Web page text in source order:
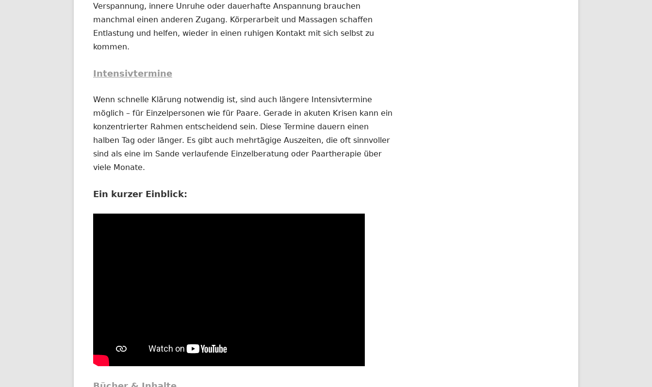
Verspannung, innere Unruhe oder dauerhafte Anspannung brauchen
manchmal einen anderen Zugang. Körperarbeit und Massagen schaffen
Entlastung und helfen, wieder in einen ruhigen Kontakt mit sich selbst zu
kommen.
Intensivtermine
Wenn schnelle Klärung notwendig ist, sind auch längere Intensivtermine
möglich – für Einzelpersonen wie für Paare. Gerade in akuten Krisen kann ein
konzentrierter Rahmen entscheidend sein. Diese Termine dauern einen
halben Tag oder länger. Es gibt auch mehrtägige Auszeiten, die oft sinnvoller
sind als eine im Sande verlaufende Einzelberatung oder Paartherapie über
viele Monate.
Ein kurzer Einblick: